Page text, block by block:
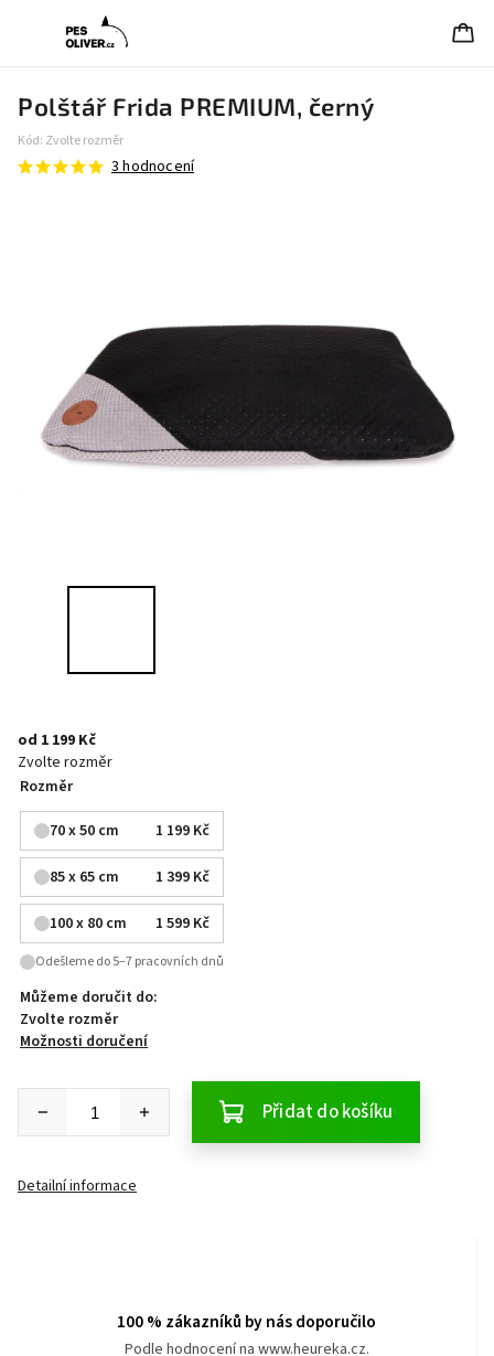
Polštář Frida PREMIUM, černý
Kód: Zvolte rozměr
3 hodnocení
od 1 199 Kč
Zvolte rozměr
Rozměr
70 x 50 cm
1 199 Kč
85 x 65 cm 1 399 Kč
100 x 80 cm 1 599 Kč
Odešleme do 5–7 pracovních dnů
Můžeme doručit do:
Zvolte rozměr
Možnosti doručení
Přidat do košíku
Detailní informace
100 % zákazníků by nás doporučilo
Podle hodnocení na www.heureka.cz.